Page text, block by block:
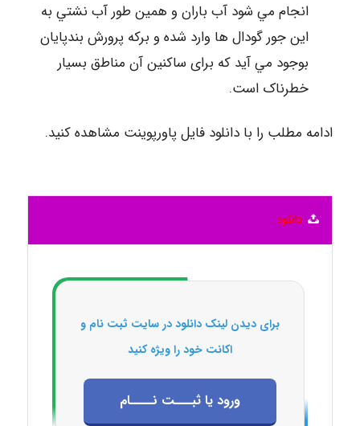
انجام مي شود آب باران و همين طور آب نشتي به
اين جور گودال ها وارد شده و بركه پرورش بندپايان
بوجود مي آيد که برای ساکنین آن مناطق بسیار
خطرناک است.
ادامه مطلب را با دانلود فایل پاورپوینت مشاهده کنید.
دانلود
برای دیدن لینک دانلود در سایت ثبت نام و
اکانت خود را ویژه کنید
ورود یا ثبـــت نــــام